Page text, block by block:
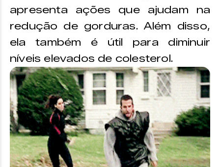
apresenta ações que ajudam na
redução de gorduras. Além disso,
ela também é útil para diminuir
níveis elevados de colesterol.